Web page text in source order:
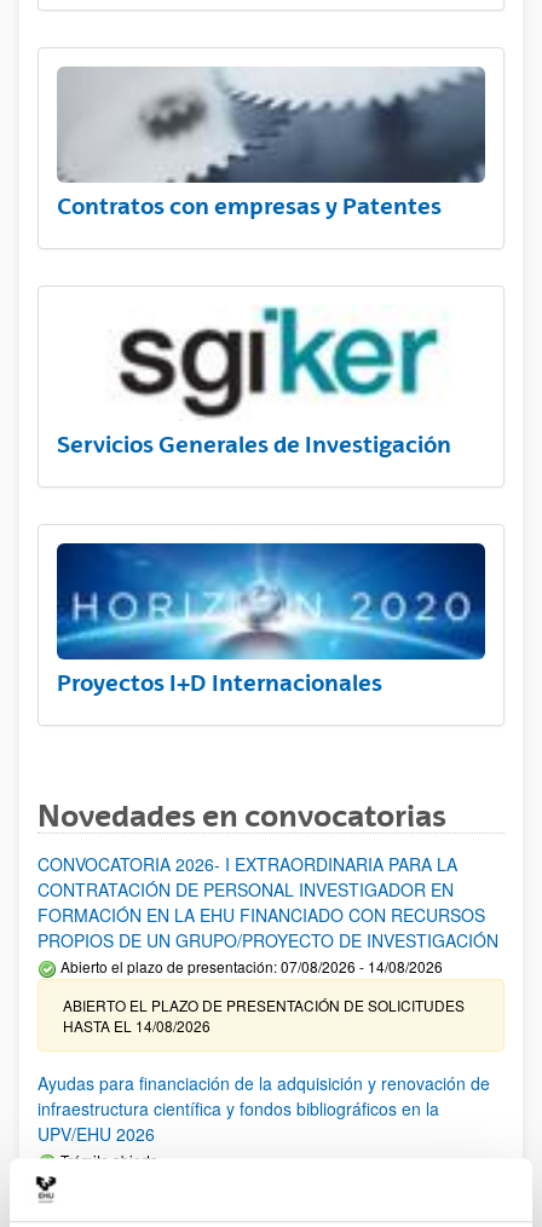
Contratos con empresas y Patentes
Servicios Generales de Investigación
Proyectos I+D Internacionales
Novedades en convocatorias
CONVOCATORIA 2026- I EXTRAORDINARIA PARA LA
CONTRATACIÓN DE PERSONAL INVESTIGADOR EN
FORMACIÓN EN LA EHU FINANCIADO CON RECURSOS
PROPIOS DE UN GRUPO/PROYECTO DE INVESTIGACIÓN
Abierto el plazo de presentación: 07/08/2026 - 14/08/2026
ABIERTO EL PLAZO DE PRESENTACIÓN DE SOLICITUDES
HASTA EL 14/08/2026
Ayudas para financiación de la adquisición y renovación de
infraestructura científica y fondos bibliográficos en la
UPV/EHU 2026
Trámite abierto
solicitudes admitidas y excluidas. 23/03/2026: Relación